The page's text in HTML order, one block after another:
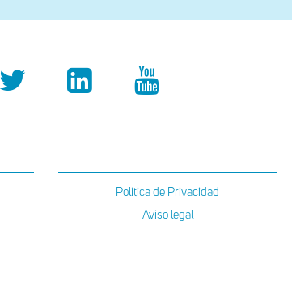
Política de Privacidad
Aviso legal